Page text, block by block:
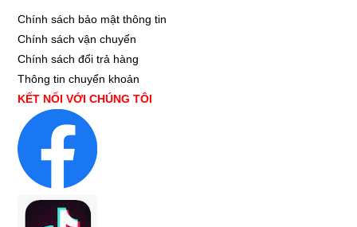
Chính sách bảo mật thông tin
Chính sách vận chuyển
Chính sách đổi trả hàng
Thông tin chuyển khoản
KẾT NỐI VỚI CHÚNG TÔI